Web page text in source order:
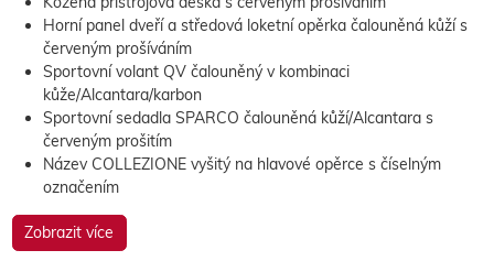
Horní panel dveří a středová loketní opěrka čalouněná kůží s
červeným prošíváním
Sportovní volant QV čalouněný v kombinaci
kůže/Alcantara/karbon
Sportovní sedadla SPARCO čalouněná kůží/Alcantara s
červeným prošitím
Název COLLEZIONE vyšitý na hlavové opěrce s číselným
označením
Zobrazit více